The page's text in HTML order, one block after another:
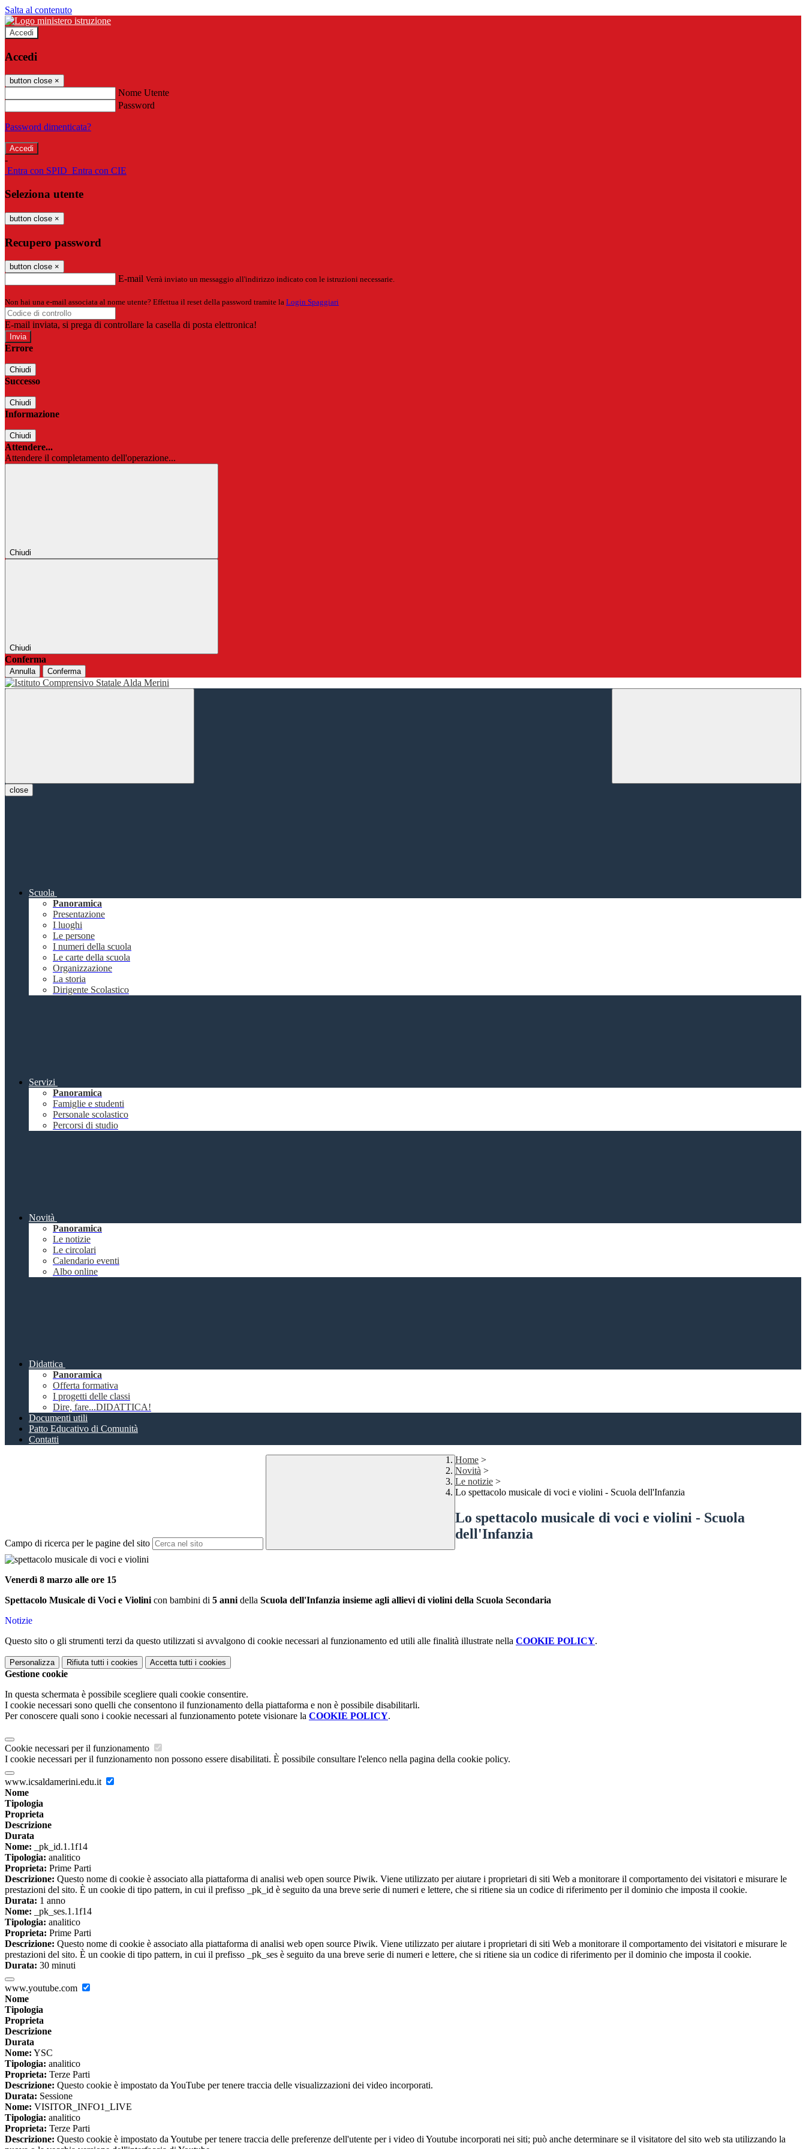
Salta al contenuto
Accedi
Accedi
button close ×
Nome Utente
Password
Password dimenticata?
-
Entra con SPID Entra con CIE
Seleziona utente
button close ×
Recupero password
button close ×
E-mail Verrà inviato un messaggio all'indirizzo indicato con le istruzioni necessarie.
Non hai una e-mail associata al nome utente? Effettua il reset della password tramite la Login Spaggiari
E-mail inviata, si prega di controllare la casella di posta elettronica!
Errore
Chiudi
Successo
Chiudi
Informazione
Chiudi
Attendere...
Attendere il completamento dell'operazione...
Chiudi
Chiudi
Conferma
Annulla Conferma
close
Scuola
Panoramica
Presentazione
I luoghi
Le persone
I numeri della scuola
Le carte della scuola
Organizzazione
La storia
Dirigente Scolastico
Servizi
Panoramica
Famiglie e studenti
Personale scolastico
Percorsi di studio
Novità
Panoramica
Le notizie
Le circolari
Calendario eventi
Albo online
Didattica
Panoramica
Offerta formativa
I progetti delle classi
Dire, fare...DIDATTICA!
Documenti utili
Patto Educativo di Comunità
Contatti
Campo di ricerca per le pagine del sito
Home >
Novità >
Le notizie >
Lo spettacolo musicale di voci e violini - Scuola dell'Infanzia
Lo spettacolo musicale di voci e violini - Scuola
dell'Infanzia
Venerdì 8 marzo alle ore 15
Spettacolo Musicale di Voci e Violini con bambini di 5 anni della Scuola dell'Infanzia insieme agli allievi di violini della Scuola Secondaria
Notizie
Questo sito o gli strumenti terzi da questo utilizzati si avvalgono di cookie necessari al funzionamento ed utili alle finalità illustrate nella COOKIE POLICY.
Personalizza Rifiuta tutti i cookies Accetta tutti i cookies
Gestione cookie
In questa schermata è possibile scegliere quali cookie consentire.
I cookie necessari sono quelli che consentono il funzionamento della piattaforma e non è possibile disabilitarli.
Per conoscere quali sono i cookie necessari al funzionamento potete visionare la COOKIE POLICY.
Cookie necessari per il funzionamento
I cookie necessari per il funzionamento non possono essere disabilitati. È possibile consultare l'elenco nella pagina della cookie policy.
www.icsaldamerini.edu.it
Nome
Tipologia
Proprieta
Descrizione
Durata
Nome: _pk_id.1.1f14
Tipologia: analitico
Proprieta: Prime Parti
Descrizione: Questo nome di cookie è associato alla piattaforma di analisi web open source Piwik. Viene utilizzato per aiutare i proprietari di siti Web a monitorare il comportamento dei visitatori e misurare le
prestazioni del sito. È un cookie di tipo pattern, in cui il prefisso _pk_id è seguito da una breve serie di numeri e lettere, che si ritiene sia un codice di riferimento per il dominio che imposta il cookie.
Durata: 1 anno
Nome: _pk_ses.1.1f14
Tipologia: analitico
Proprieta: Prime Parti
Descrizione: Questo nome di cookie è associato alla piattaforma di analisi web open source Piwik. Viene utilizzato per aiutare i proprietari di siti Web a monitorare il comportamento dei visitatori e misurare le
prestazioni del sito. È un cookie di tipo pattern, in cui il prefisso _pk_ses è seguito da una breve serie di numeri e lettere, che si ritiene sia un codice di riferimento per il dominio che imposta il cookie.
Durata: 30 minuti
www.youtube.com
Nome
Tipologia
Proprieta
Descrizione
Durata
Nome: YSC
Tipologia: analitico
Proprieta: Terze Parti
Descrizione: Questo cookie è impostato da YouTube per tenere traccia delle visualizzazioni dei video incorporati.
Durata: Sessione
Nome: VISITOR_INFO1_LIVE
Tipologia: analitico
Proprieta: Terze Parti
Descrizione: Questo cookie è impostato da Youtube per tenere traccia delle preferenze dell'utente per i video di Youtube incorporati nei siti; può anche determinare se il visitatore del sito web sta utilizzando la